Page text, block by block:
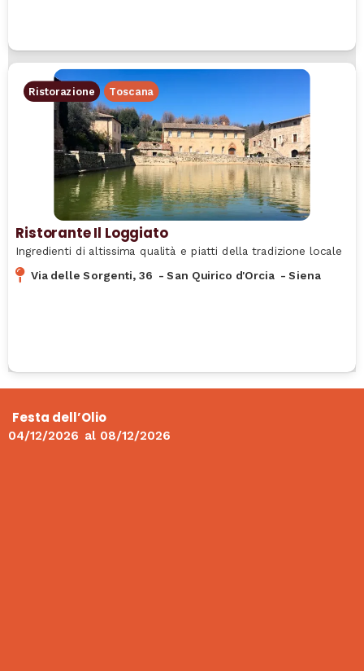
Ristorazione Toscana
Ristorante Il Loggiato
Ingredienti di altissima qualità e piatti della tradizione locale
Via delle Sorgenti, 36 -San Quirico d'Orcia -Siena
Festa dell’Olio
04/12/2026 al 08/12/2026